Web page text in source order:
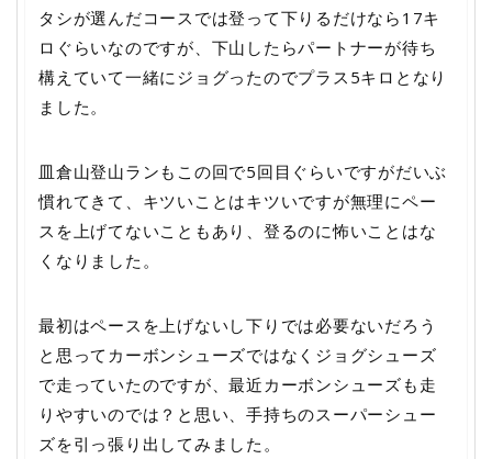
タシが選んだコースでは登って下りるだけなら17キ
ロぐらいなのですが、下山したらパートナーが待ち
構えていて一緒にジョグったのでプラス5キロとなり
ました。
皿倉山登山ランもこの回で5回目ぐらいですがだいぶ
慣れてきて、キツいことはキツいですが無理にペー
スを上げてないこともあり、登るのに怖いことはな
くなりました。
最初はペースを上げないし下りでは必要ないだろう
と思ってカーボンシューズではなくジョグシューズ
で走っていたのですが、最近カーボンシューズも走
りやすいのでは？と思い、手持ちのスーパーシュー
ズを引っ張り出してみました。